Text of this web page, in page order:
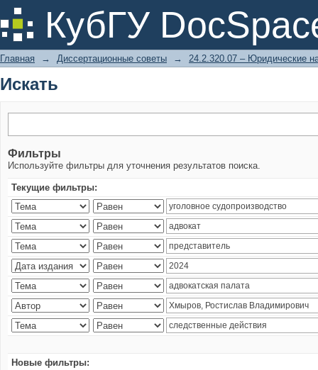
КубГУ
Искать
Главная → Диссертационные советы → 24.2.320.07 – Юридические
Искать
Фильтры
Используйте фильтры для уточнения результатов поиска.
Текущие фильтры:
Новые фильтры: